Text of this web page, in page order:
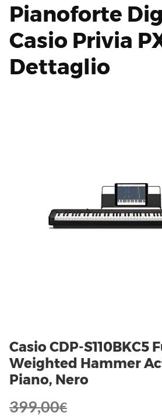
Pianoforte
Casio Privia
Dettaglio
Casio CDP-S110BKC5
Weighted Hammer
Piano, Nero
399,00€